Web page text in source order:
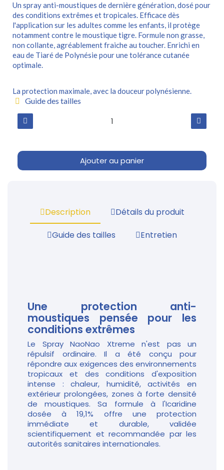
Un spray anti-moustiques de dernière génération, dosé pour
des conditions extrêmes et tropicales. Efficace dès
l'application sur les adultes comme les enfants, il protège
notamment contre le moustique tigre. Formule non grasse,
non collante, agréablement fraiche au toucher. Enrichi en
eau de Tiaré de Polynésie pour une tolérance cutanée
optimale.
La protection maximale, avec la douceur polynésienne.
Guide des tailles
Ajouter au panier
Description
Détails du produit
Guide des tailles
Entretien
Une protection anti-
moustiques pensée pour les
conditions extrêmes
Le Spray NaoNao Xtreme n'est pas un
répulsif ordinaire. Il a été conçu pour
répondre aux exigences des environnements
tropicaux et des conditions d'exposition
intense : chaleur, humidité, activités en
extérieur prolongées, zones à forte densité
de moustiques. Sa formule à l'Icaridine
dosée à 19,1% offre une protection
immédiate et durable, validée
scientifiquement et recommandée par les
autorités sanitaires internationales.